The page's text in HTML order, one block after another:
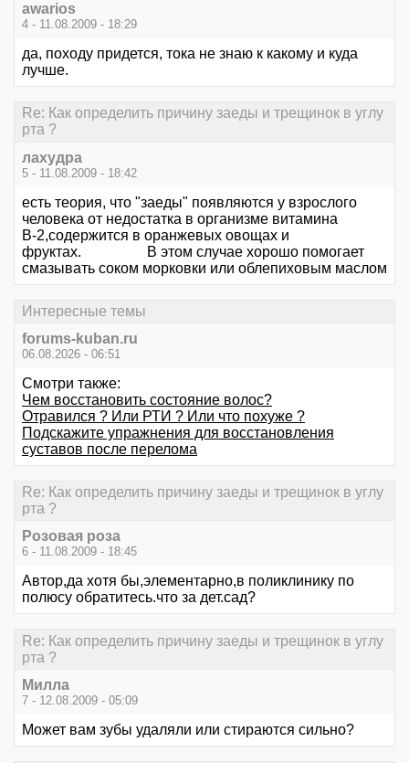
awarios
4 - 11.08.2009 - 18:29
да, походу придется, тока не знаю к какому и куда
лучше.
Re: Как определить причину заеды и трещинок в углу
рта ?
лахудра
5 - 11.08.2009 - 18:42
есть теория, что "заеды" появляются у взрослого
человека от недостатка в организме витамина
В-2,содержится в оранжевых овощах и
фруктах. В этом случае хорошо помогает
смазывать соком морковки или облепиховым маслом
Интересные темы
forums-kuban.ru
06.08.2026 - 06:51
Смотри также:
Чем восстановить состояние волос?
Отравился ? Или РТИ ? Или что похуже ?
Подскажите упражнения для восстановления
суставов после перелома
Re: Как определить причину заеды и трещинок в углу
рта ?
Розовая роза
6 - 11.08.2009 - 18:45
Автор,да хотя бы,элементарно,в поликлинику по
полюсу обратитесь.что за дет.сад?
Re: Как определить причину заеды и трещинок в углу
рта ?
Милла
7 - 12.08.2009 - 05:09
Может вам зубы удаляли или стираются сильно?